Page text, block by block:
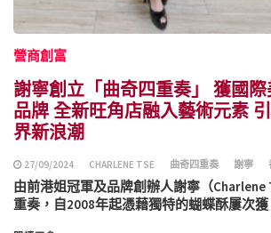
營商創富
謝寧創立「曲奇四重奏」 獲國
品牌 全新旺角店融入藝術元素
界新浪潮
27/09/2024 CHARLENE TSE 曲奇四重奏 謝寧
由前港姐冠軍及品牌創辦人謝寧（Charlene
重奏，自2008年起憑藉獨特的蝴蝶酥屢次